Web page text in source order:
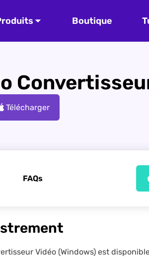
Boutique
Télécharger
FAQs
Vidéo (Windows) est